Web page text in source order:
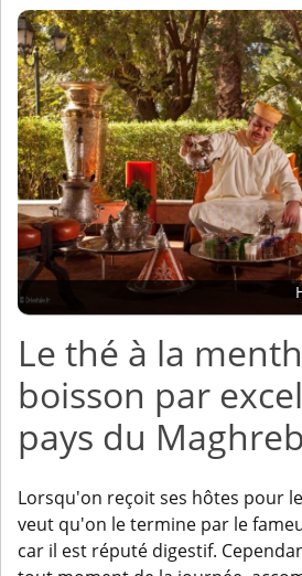
Le thé à la
boisson par
pays du
Lorsqu'on reçoit ses hôtes pour
veut qu'on le termine par le
car il est réputé digestif.